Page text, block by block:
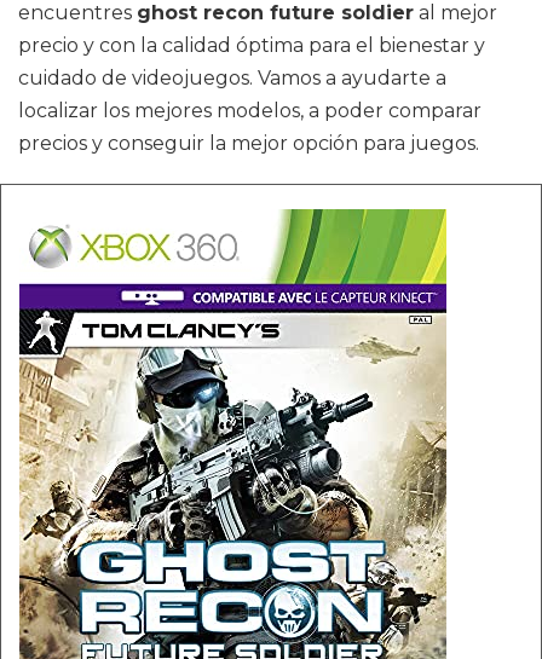
encuentres ghost recon future soldier al mejor
precio y con la calidad óptima para el bienestar y
cuidado de videojuegos. Vamos a ayudarte a
localizar los mejores modelos, a poder comparar
precios y conseguir la mejor opción para juegos.